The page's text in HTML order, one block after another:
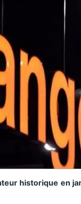
historique en